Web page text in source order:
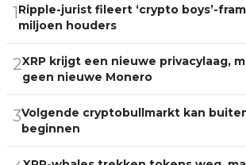
1Ripple-jurist fileert ‘crypto boys’-
miljoen houders
2XRP krijgt een nieuwe privacylaag,
geen nieuwe Monero
3Volgende cryptobullmarkt kan
beginnen